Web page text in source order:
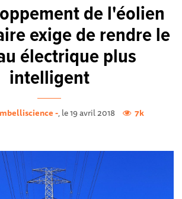
de l'éolien
exige de rendre le
électrique plus
intelligent
-, le 19 avril 2018 7k